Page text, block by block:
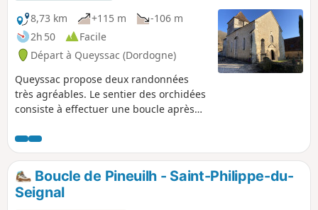
8,73 km
+115 m
-106 m
2h 50
Facile
Départ à Queyssac (Dordogne)
Queyssac propose deux randonnées
très agréables. Le sentier des orchidées
consiste à effectuer une boucle après
retour. Alternance de routes, pistes et
sentiers forestiers.
Boucle de Pineuilh - Saint-Philippe-du-
Seignal